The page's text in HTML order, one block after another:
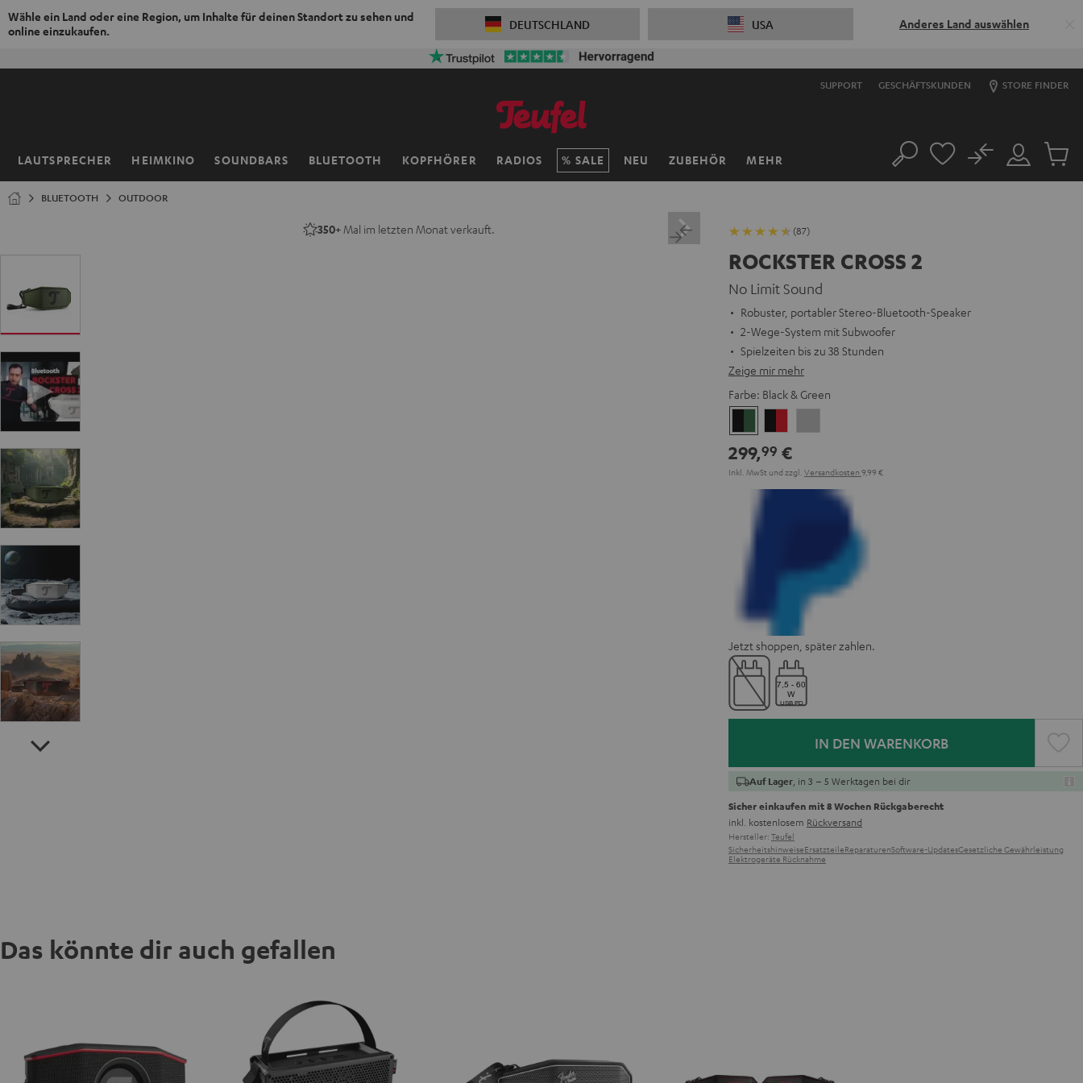
Wähle ein Land oder eine Region, um Inhalte für deinen Standort zu sehen und
online einzukaufen.
DEUTSCHLAND USA Anderes Land auswählen
SUPPORT GESCHÄFTSKUNDEN STORE FINDER
LAUTSPRECHER HEIMKINO SOUNDBARS BLUETOOTH KOPFHÖRER RADIOS SALE NEU ZUBEHÖR MEHR
Startseite Suche
Mein
Konto
No
Artikel
BLUETOOTH OUTDOOR
350+Mal im letzten Monat verkauft. (87)
ROCKSTER CROSS 2
No Limit Sound
Robuster, portabler Stereo-Bluetooth-Speaker
2-Wege-System mit Subwoofer
Spielzeiten bis zu 38 Stunden
Zeige mir mehr
Farbe: Black & Green
&
GreenRed
299,99 €
Inkl. MwSt und zzgl. Versandkosten 9,99 €
Jetzt shoppen, später zahlen.
IN DEN WARENKORB
Auf Lager , in 3 – 5 Werktagen bei dir
Sicher einkaufen mit 8 Wochen Rückgaberecht
inkl. kostenlosem Rückversand
Hersteller: Teufel
SicherheitshinweiseErsatzteileReparaturenSoftware-UpdatesGesetzliche Gewährleistung
Elektrogeräte Rücknahme
Das könnte dir auch gefallen